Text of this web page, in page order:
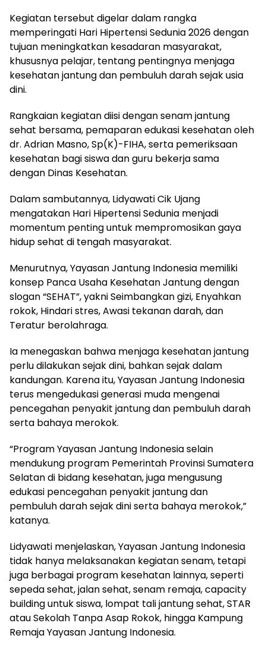
Kegiatan tersebut digelar dalam rangka
memperingati Hari Hipertensi Sedunia 2026 dengan
tujuan meningkatkan kesadaran masyarakat,
khususnya pelajar, tentang pentingnya menjaga
kesehatan jantung dan pembuluh darah sejak usia
dini.
Rangkaian kegiatan diisi dengan senam jantung
sehat bersama, pemaparan edukasi kesehatan oleh
dr. Adrian Masno, Sp(K)-FIHA, serta pemeriksaan
kesehatan bagi siswa dan guru bekerja sama
dengan Dinas Kesehatan.
Dalam sambutannya, Lidyawati Cik Ujang
mengatakan Hari Hipertensi Sedunia menjadi
momentum penting untuk mempromosikan gaya
hidup sehat di tengah masyarakat.
Menurutnya, Yayasan Jantung Indonesia memiliki
konsep Panca Usaha Kesehatan Jantung dengan
slogan “SEHAT”, yakni Seimbangkan gizi, Enyahkan
rokok, Hindari stres, Awasi tekanan darah, dan
Teratur berolahraga.
Ia menegaskan bahwa menjaga kesehatan jantung
perlu dilakukan sejak dini, bahkan sejak dalam
kandungan. Karena itu, Yayasan Jantung Indonesia
terus mengedukasi generasi muda mengenai
pencegahan penyakit jantung dan pembuluh darah
serta bahaya merokok.
“Program Yayasan Jantung Indonesia selain
mendukung program Pemerintah Provinsi Sumatera
Selatan di bidang kesehatan, juga mengusung
edukasi pencegahan penyakit jantung dan
pembuluh darah sejak dini serta bahaya merokok,”
katanya.
Lidyawati menjelaskan, Yayasan Jantung Indonesia
tidak hanya melaksanakan kegiatan senam, tetapi
juga berbagai program kesehatan lainnya, seperti
sepeda sehat, jalan sehat, senam remaja, capacity
building untuk siswa, lompat tali jantung sehat, STAR
atau Sekolah Tanpa Asap Rokok, hingga Kampung
Remaja Yayasan Jantung Indonesia.